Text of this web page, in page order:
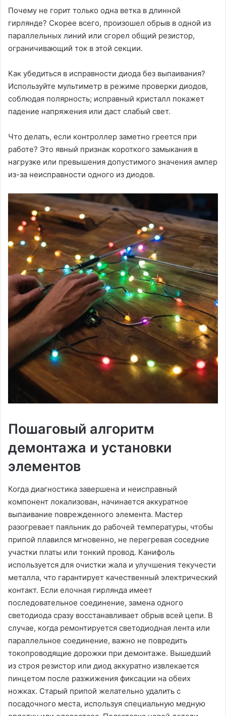
Почему не горит только одна ветка в длинной
гирлянде? Скорее всего, произошел обрыв в одной из
параллельных линий или сгорел общий резистор,
ограничивающий ток в этой секции.
Как убедиться в исправности диода без выпаивания?
Используйте мультиметр в режиме проверки диодов,
соблюдая полярность; исправный кристалл покажет
падение напряжения или даст слабый свет.
Что делать, если контроллер заметно греется при
работе? Это явный признак короткого замыкания в
нагрузке или превышения допустимого значения ампер
из-за неисправности одного из диодов.
Пошаговый алгоритм
демонтажа и установки
элементов
Когда диагностика завершена и неисправный
компонент локализован, начинается аккуратное
выпаивание поврежденного элемента. Мастер
разогревает паяльник до рабочей температуры, чтобы
припой плавился мгновенно, не перегревая соседние
участки платы или тонкий провод. Канифоль
используется для очистки жала и улучшения текучести
металла, что гарантирует качественный электрический
контакт. Если елочная гирлянда имеет
последовательное соединение, замена одного
светодиода сразу восстанавливает обрыв всей цепи. В
случае, когда ремонтируется светодиодная лента или
параллельное соединение, важно не повредить
токопроводящие дорожки при демонтаже. Вышедший
из строя резистор или диод аккуратно извлекается
пинцетом после разжижения фиксации на обеих
ножках. Старый припой желательно удалить с
посадочного места, используя специальную медную